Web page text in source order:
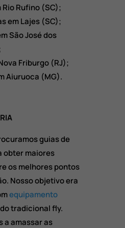
Rio Rufino (SC);
em Lajes (SC);
São José dos
Friburgo (RJ);
Aiuruoca (MG).
guias de
obter maiores
os melhores pontos
Nosso objetivo era
equipamento
tradicional fly.
a amassar as